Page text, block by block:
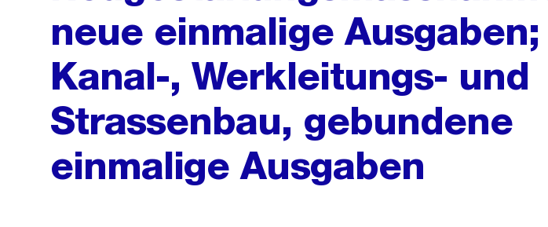
neue einmalige Ausgaben;
Kanal-, Werkleitungs- und
Strassenbau, gebundene
einmalige Ausgaben